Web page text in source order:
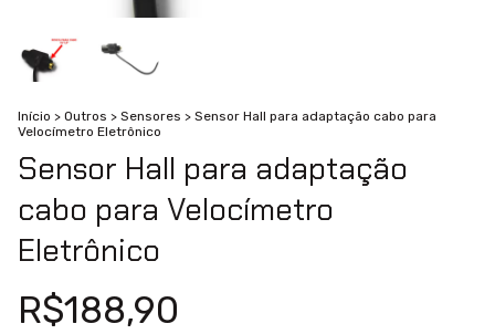
Início > Outros > Sensores > Sensor Hall para adaptação cabo para
Velocímetro Eletrônico
Sensor Hall para adaptação
cabo para Velocímetro
Eletrônico
R$188,90